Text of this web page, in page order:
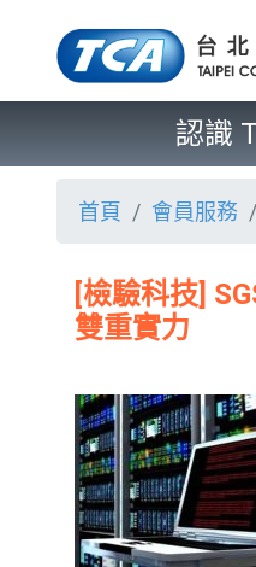
認識
首頁 會員服務
[檢驗科技]
雙重實力